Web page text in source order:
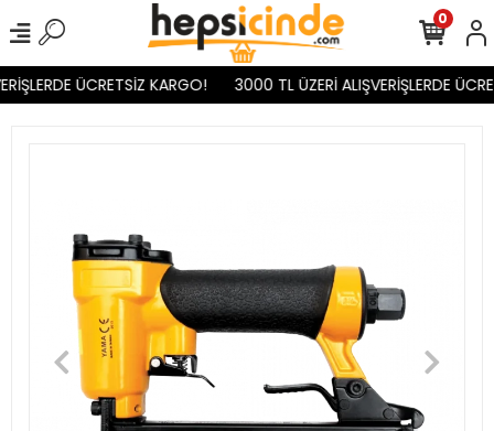
ÜCRETSİZ KARGO! 3000 TL ÜZERİ ALIŞVERİŞLERDE
0